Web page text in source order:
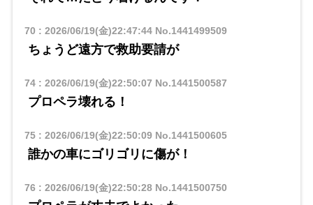
70 : 2026/06/19(金)22:47:44No.1441499509
ちょうど遠方で救助要請が
74: 2026/06/19(金)22:50:07 No.1441500587
プロペラ壊れる！
75: 2026/06/19(金)22:50:09No.1441500605
誰かの車にゴリゴリに傷が！
76 : 2026/06/19(金)22:50:28No.1441500750